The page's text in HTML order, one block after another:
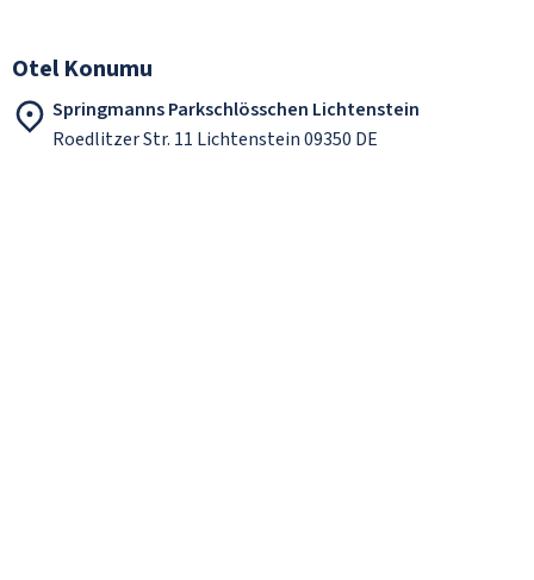
Otel Konumu
Springmanns Parkschlösschen Lichtenstein
Roedlitzer Str. 11 Lichtenstein 09350 DE